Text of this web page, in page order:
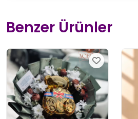
Benzer Ürünler